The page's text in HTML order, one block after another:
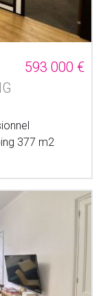
593 000 €
377 m2